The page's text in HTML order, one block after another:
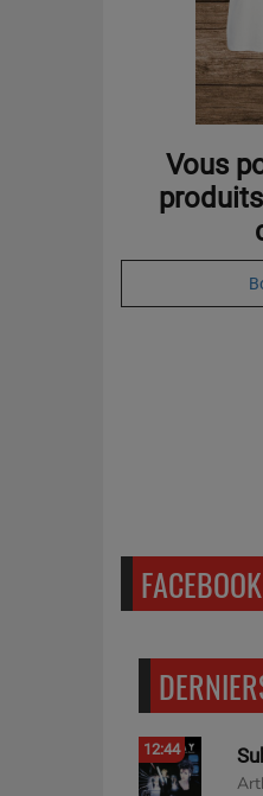
Vous
FACEBOOK
12:44